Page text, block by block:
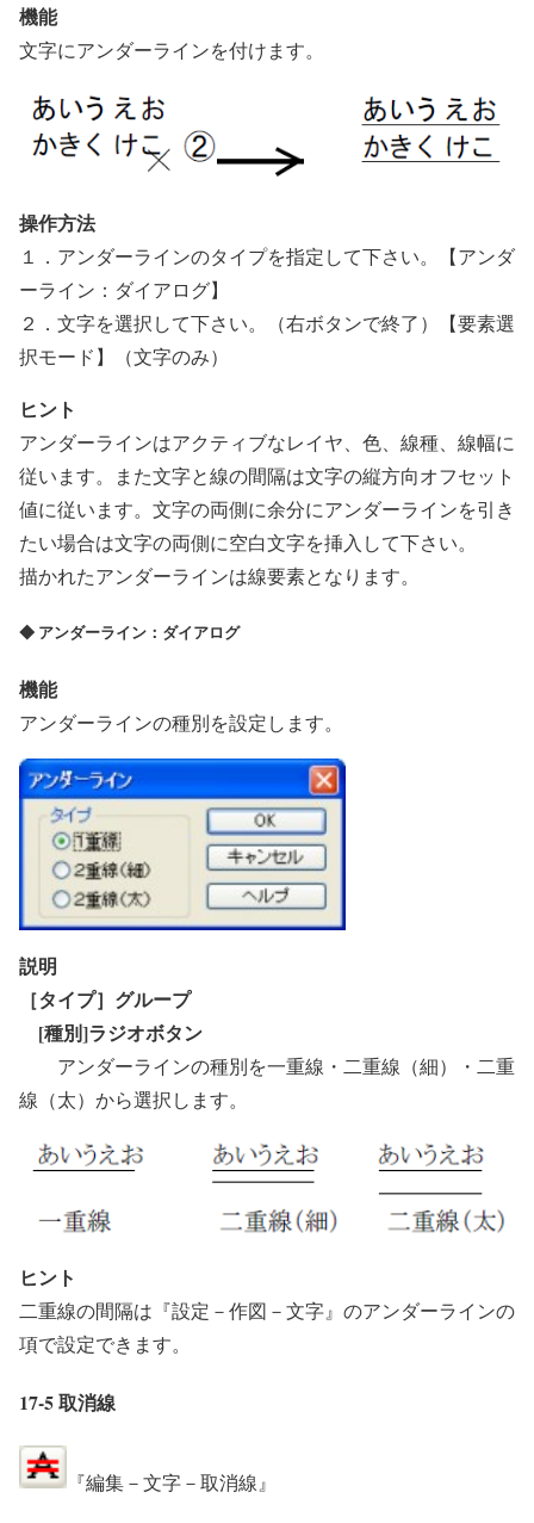
機能
文字にアンダーラインを付けます。
操作方法
１．アンダーラインのタイプを指定して下さい。【アンダ
ーライン：ダイアログ】
２．文字を選択して下さい。（右ボタンで終了）【要素選
択モード】（文字のみ）
ヒント
アンダーラインはアクティブなレイヤ、色、線種、線幅に
従います。また文字と線の間隔は文字の縦方向オフセット
値に従います。文字の両側に余分にアンダーラインを引き
たい場合は文字の両側に空白文字を挿入して下さい。
描かれたアンダーラインは線要素となります。
◆ アンダーライン：ダイアログ
機能
アンダーラインの種別を設定します。
説明
［タイプ］グループ
[種別]ラジオボタン
アンダーラインの種別を一重線・二重線（細）・二重
線（太）から選択します。
ヒント
二重線の間隔は『設定－作図－文字』のアンダーラインの
項で設定できます。
17-5 取消線
『編集－文字－取消線』